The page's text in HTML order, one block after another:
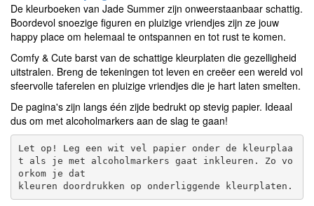
De kleurboeken van Jade Summer zijn onweerstaanbaar schattig.
Boordevol snoezige figuren en pluizige vriendjes zijn ze jouw
happy place om helemaal te ontspannen en tot rust te komen.
Comfy & Cute barst van de schattige kleurplaten die gezelligheid
uitstralen. Breng de tekeningen tot leven en creëer een wereld vol
sfeervolle taferelen en pluizige vriendjes die je hart laten smelten.
De pagina's zijn langs één zijde bedrukt op stevig papier. Ideaal
dus om met alcoholmarkers aan de slag te gaan!
Let op! Leg een wit vel papier onder de kleurplaa
t als je met alcoholmarkers gaat inkleuren. Zo vo
orkom je dat